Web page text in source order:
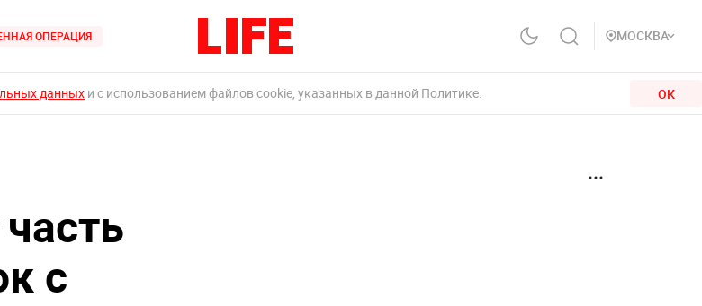
ОПЕРАЦИЯ МОСКВА
данных и с использованием файлов cookie, указанных в данной Политике. ОК
с